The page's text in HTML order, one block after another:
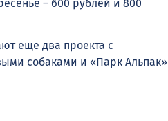
– 600 рублей и 800
еще два проекта с
собаками и «Парк Альпак»